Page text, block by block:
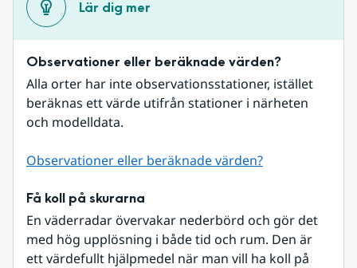
Lär dig mer
Observationer eller beräknade värden?
Alla orter har inte observationsstationer, istället
beräknas ett värde utifrån stationer i närheten
och modelldata.
Observationer eller beräknade värden?
Få koll på skurarna
En väderradar övervakar nederbörd och gör det
med hög upplösning i både tid och rum. Den är
ett värdefullt hjälpmedel när man vill ha koll på